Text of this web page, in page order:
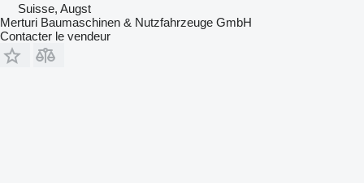
Suisse, Augst
Merturi Baumaschinen & Nutzfahrzeuge GmbH
Contacter le vendeur